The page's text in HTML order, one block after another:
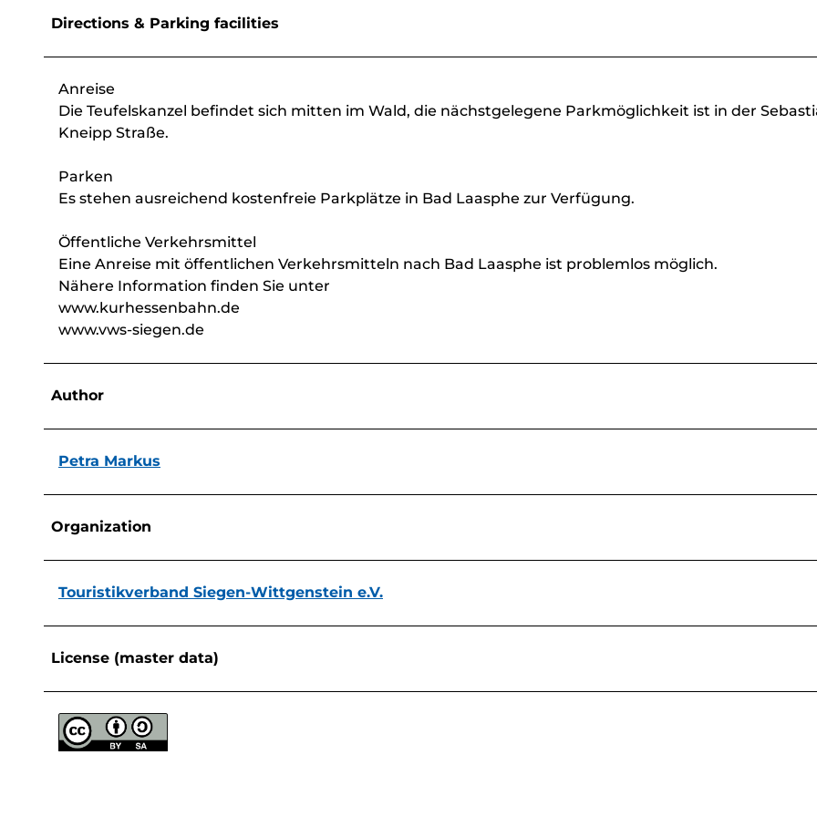
Directions & Parking facilities
Anreise
Die Teufelskanzel befindet sich mitten im Wald, die nächstgelegene Parkmöglichkeit ist in der
Kneipp Straße.
Parken
Es stehen ausreichend kostenfreie Parkplätze in Bad Laasphe zur Verfügung.
Öffentliche Verkehrsmittel
Eine Anreise mit öffentlichen Verkehrsmitteln nach Bad Laasphe ist problemlos möglich.
Nähere Information finden Sie unter
www.kurhessenbahn.de
www.vws-siegen.de
Author
Petra Markus
Organization
Touristikverband Siegen-Wittgenstein e.V.
License (master data)